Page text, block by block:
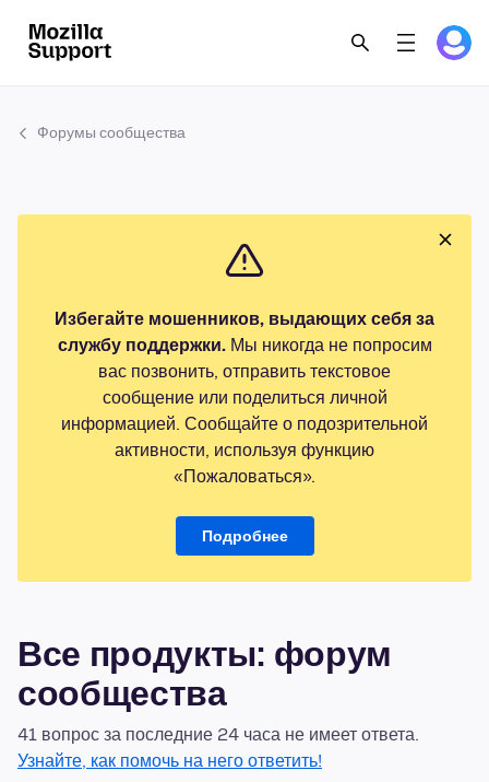
Форумы сообщества
Избегайте мошенников, выдающих себя за
службу поддержки.Мы никогда не попросим
вас позвонить, отправить текстовое
сообщение или поделиться личной
информацией. Сообщайте о подозрительной
активности, используя функцию
«Пожаловаться».
Подробнее
Все продукты: форум
сообщества
41 вопрос за последние 24 часа не имеет ответа.
Узнайте, как помочь на него ответить!